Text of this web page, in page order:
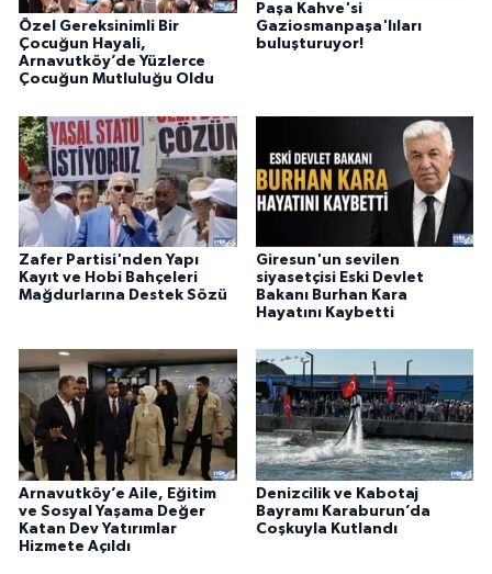
Özel Gereksinimli Bir
Çocuğun Hayali,
Arnavutköy’de Yüzlerce
Çocuğun Mutluluğu Oldu
Paşa Kahve'si
Gaziosmanpaşa'lıları
buluşturuyor!
Zafer Partisi'nden Yapı
Kayıt ve Hobi Bahçeleri
Mağdurlarına Destek Sözü
Giresun'un sevilen
siyasetçisi Eski Devlet
Bakanı Burhan Kara
Hayatını Kaybetti
Arnavutköy’e Aile, Eğitim
ve Sosyal Yaşama Değer
Katan Dev Yatırımlar
Hizmete Açıldı
Denizcilik ve Kabotaj
Bayramı Karaburun’da
Coşkuyla Kutlandı